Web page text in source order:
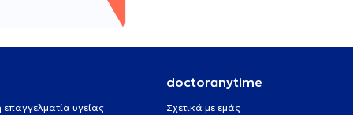
επαγγελματία υγείας
doctoranytime
Σχετικά με εμάς